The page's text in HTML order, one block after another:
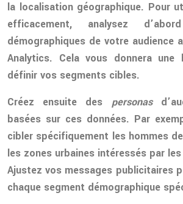
la localisation géographique. Pour
efficacement, analysez
démographiques de votre audience
Analytics. Cela vous donnera une
définir vos segments cibles.
Créez ensuite des personas
basées sur ces données. Par
cibler spécifiquement les hommes
les zones urbaines intéressés par
Ajustez vos messages publicitaires
chaque segment démographique